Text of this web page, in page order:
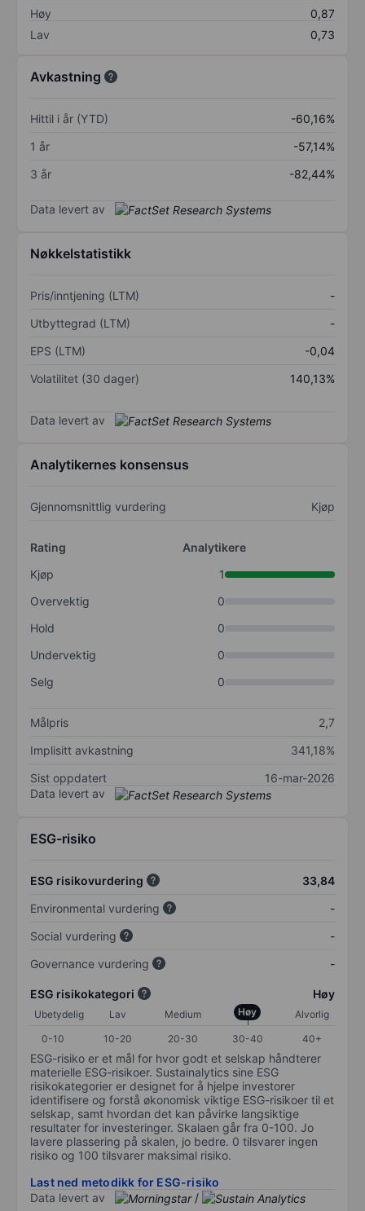
Høy
0,87
Lav
0,73
Avkastning
Hittil i år (YTD)
-60,16%
1 år
-57,14%
3 år
-82,44%
Data levert av
Nøkkelstatistikk
Pris/inntjening (LTM)
-
Utbyttegrad (LTM)
-
EPS (LTM)
-0,04
Volatilitet (30 dager)
140,13%
Data levert av
Analytikernes konsensus
Gjennomsnittlig vurdering Kjøp
Rating
Analytikere
Kjøp
1
Overvektig
0
Hold
0
Undervektig
0
Selg
0
Målpris
2,7
Implisitt avkastning
341,18%
Sist oppdatert
16-mar-2026
Data levert av
ESG-risiko
ESG risikovurdering
33,84
Environmental vurdering
-
Social vurdering
-
Governance vurdering
-
ESG risikokategori Høy
Ubetydelig Lav Medium Høy
Alvorlig
0-10
10-20 20-30 30-40 40+
ESG-risiko er et mål for hvor godt et selskap håndterer
materielle ESG-risikoer. Sustainalytics sine ESG
risikokategorier er designet for å hjelpe investorer
identifisere og forstå økonomisk viktige ESG-risikoer til et
selskap, samt hvordan det kan påvirke langsiktige
resultater for investeringer. Skalaen går fra 0-100. Jo
lavere plassering på skalen, jo bedre. 0 tilsvarer ingen
risiko og 100 tilsvarer maksimal risiko.
Last ned metodikk for ESG-risiko
Data levert av
/